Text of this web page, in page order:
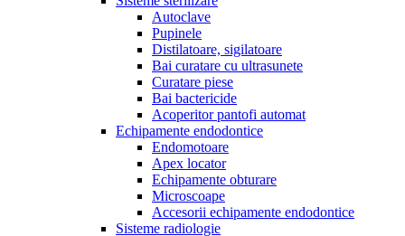
Autoclave
Pupinele
Distilatoare, sigilatoare
Bai curatare cu ultrasunete
Curatare piese
Bai bactericide
Acoperitor pantofi automat
Echipamente endodontice
Endomotoare
Apex locator
Echipamente obturare
Microscoape
Accesorii echipamente endodontice
Sisteme radiologie